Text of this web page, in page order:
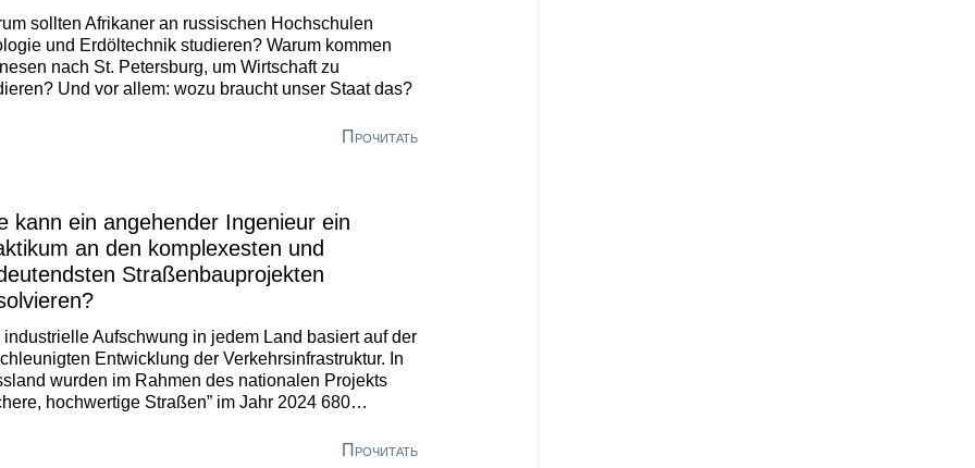
sollten Afrikaner an russischen Hochschulen
und Erdöltechnik studieren? Warum kommen
nach St. Petersburg, um Wirtschaft zu
Und vor allem: wozu braucht unser Staat das?
Прочитать
kann ein angehender Ingenieur ein
an den komplexesten und
Straßenbauprojekten
industrielle Aufschwung in jedem Land basiert auf der
Entwicklung der Verkehrsinfrastruktur. In
wurden im Rahmen des nationalen Projekts
hochwertige Straßen” im Jahr 2024 680
in Betrieb genommen, darunter 229 Objekte
Прочитать